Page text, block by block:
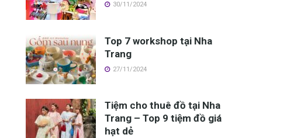
30/11/2024
Top 7 workshop tại Nha
Trang
27/11/2024
Tiệm cho thuê đồ tại Nha
Trang – Top 9 tiệm đồ giá
hạt dẻ